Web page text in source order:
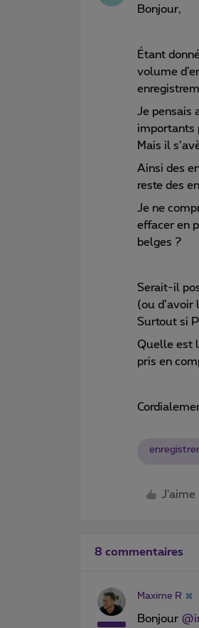
Bonjour,
Étant
volume
Je pensais
importants
Mais il
Ainsi des
reste des
Je ne
effacer en
belges ?
Serait-il
(ou
Surtout si
Quelle est
pris en
J'aime
8 commentaires
Maxime R
Bonjour ​